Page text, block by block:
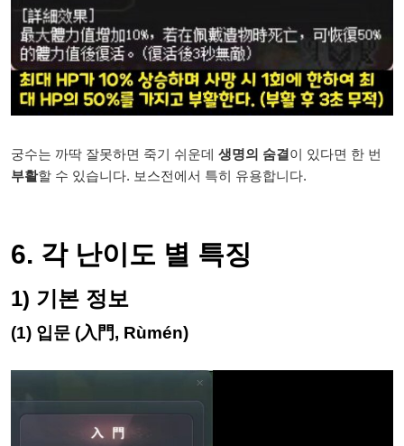
궁수는 까딱 잘못하면 죽기 쉬운데 생명의 숨결이 있다면 한 번
부활할 수 있습니다. 보스전에서 특히 유용합니다.
6. 각 난이도 별 특징
1) 기본 정보
(1) 입문 (入門, Rùmén)